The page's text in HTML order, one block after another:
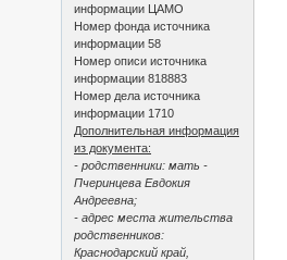
информации ЦАМО
Номер фонда источника
информации 58
Номер описи источника
информации 818883
Номер дела источника
информации 1710
Дополнительная информация
из документа:
- родственники: мать -
Пчеринцева Евдокия
Андреевна;
- адрес места жительства
родственников:
Краснодарский край,